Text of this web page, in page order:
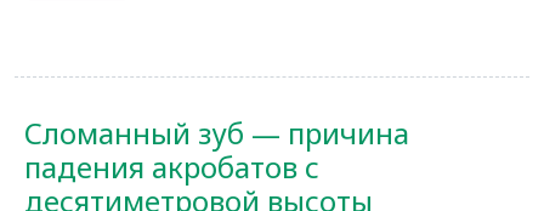
Сломанный зуб — причина
падения акробатов с
десятиметровой высоты